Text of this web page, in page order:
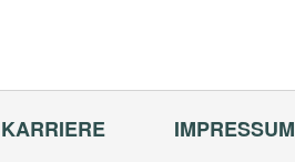
KARRIERE IMPRESSUM